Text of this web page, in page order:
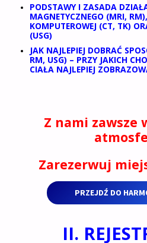
PODSTAWY I ZASADA
MAGNETYCZNEGO (MRI,
KOMPUTEROWEJ (CT, TK)
(USG)
JAK NAJLEPIEJ DOBRAĆ
RM, USG) – PRZY JAKICH
CIAŁA NAJLEPIEJ
Z nami zawsze
Zarezerwuj
PRZEJDŹ DO
II.